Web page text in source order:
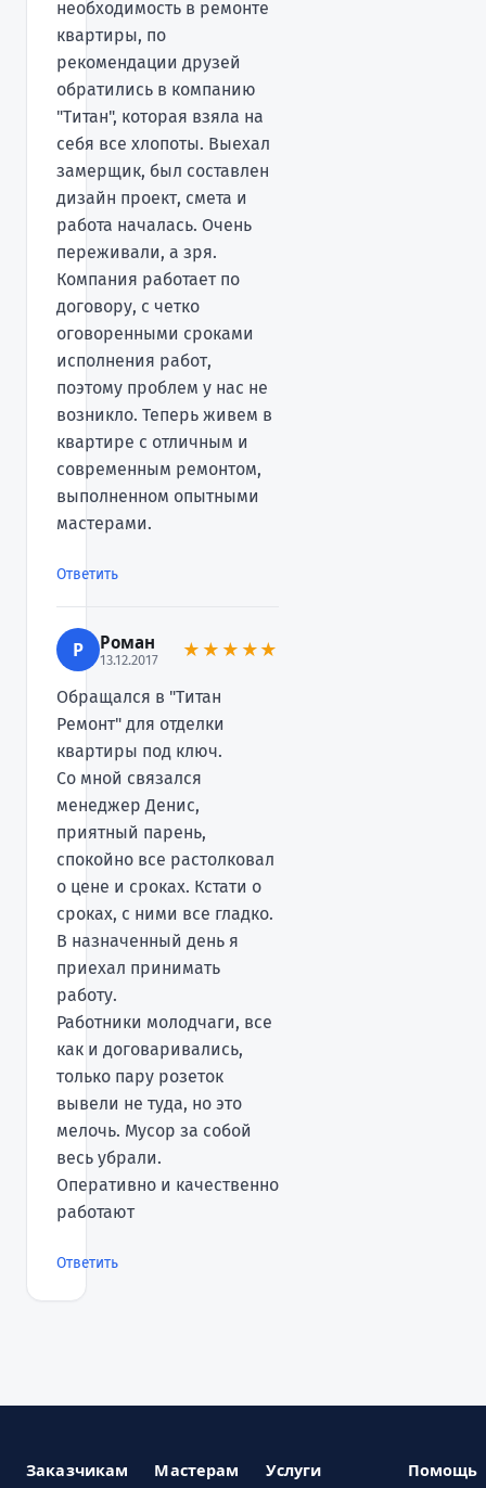
необходимость в ремонте
квартиры, по
рекомендации друзей
обратились в компанию
"Титан", которая взяла на
себя все хлопоты. Выехал
замерщик, был составлен
дизайн проект, смета и
работа началась. Очень
переживали, а зря.
Компания работает по
договору, с четко
оговоренными сроками
исполнения работ,
поэтому проблем у нас не
возникло. Теперь живем в
квартире с отличным и
современным ремонтом,
выполненном опытными
мастерами.
Ответить
Р Роман
13.12.2017 ★★★★★
Обращался в "Титан
Ремонт" для отделки
квартиры под ключ.
Со мной связался
менеджер Денис,
приятный парень,
спокойно все растолковал
о цене и сроках. Кстати о
сроках, с ними все гладко.
В назначенный день я
приехал принимать
работу.
Работники молодчаги, все
как и договаривались,
только пару розеток
вывели не туда, но это
мелочь. Мусор за собой
весь убрали.
Оперативно и качественно
работают
Ответить
Заказчикам Мастерам Услуги Помощь